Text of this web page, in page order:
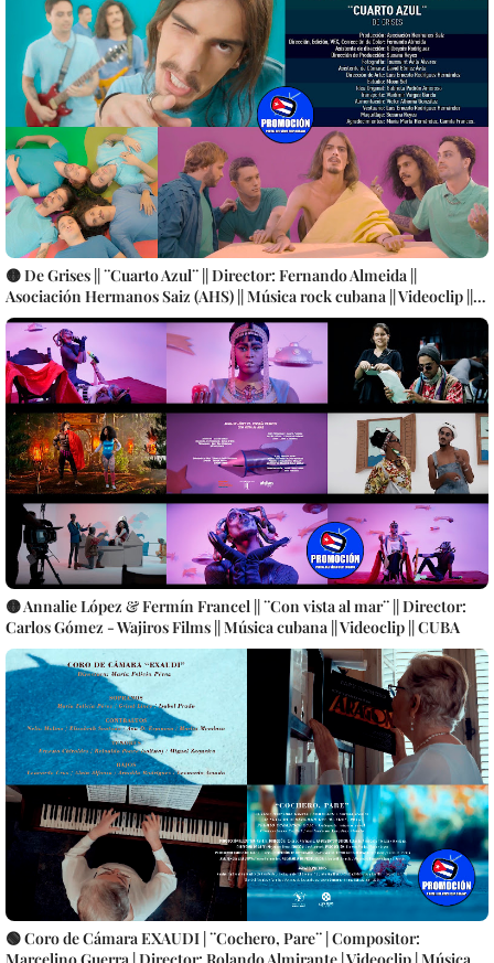
🟡 De Grises || ¨Cuarto Azul¨ || Director: Fernando Almeida ||
Asociación Hermanos Saiz (AHS) || Música rock cubana || Videoclip ||
CUBA
🟡 Annalie López & Fermín Francel || ¨Con vista al mar¨ || Director:
Carlos Gómez - Wajiros Films || Música cubana || Videoclip || CUBA
🟢 Coro de Cámara EXAUDI | ¨Cochero, Pare¨ | Compositor: